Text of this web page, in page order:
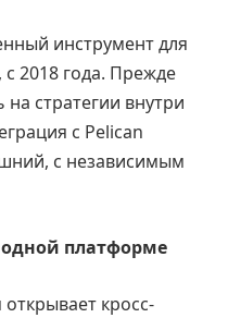
инструмент для
с 2018 года. Прежде
стратегии внутри
с Pelican
с независимым
платформе
кросс-